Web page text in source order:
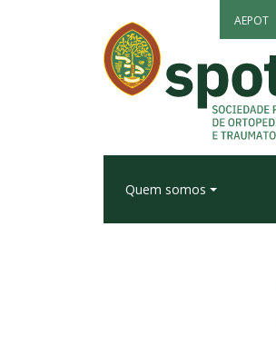
AEPOT
Quem somos